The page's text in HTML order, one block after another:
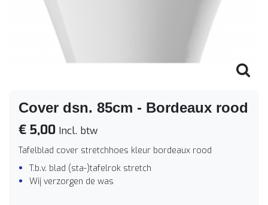
Cover dsn. 85cm - Bordeaux rood
€ 5,00 Incl. btw
Tafelblad cover stretchhoes kleur bordeaux rood
T.b.v. blad (sta-)tafelrok stretch
Wij verzorgen de was